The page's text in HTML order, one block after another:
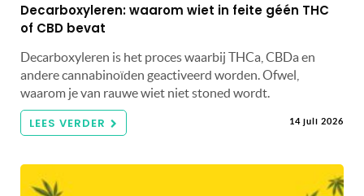
Decarboxyleren: waarom wiet in feite géén THC
of CBD bevat
Decarboxyleren is het proces waarbij THCa, CBDa en
andere cannabinoïden geactiveerd worden. Ofwel,
waarom je van rauwe wiet niet stoned wordt.
LEES VERDER 14 juli 2026